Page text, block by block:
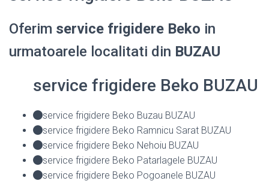
Oferim service frigidere Beko in
urmatoarele localitati din BUZAU
service frigidere Beko BUZAU
service frigidere Beko Buzau BUZAU
service frigidere Beko Ramnicu Sarat BUZAU
service frigidere Beko Nehoiu BUZAU
service frigidere Beko Patarlagele BUZAU
service frigidere Beko Pogoanele BUZAU